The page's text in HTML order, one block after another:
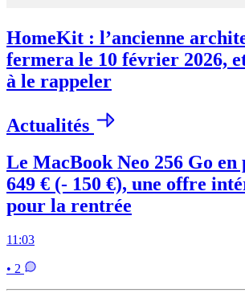
HomeKit : l’ancienne
fermera le 10 février 2026,
à le rappeler
Actualités
Le MacBook Neo 256 Go
649 € (- 150 €), une offre
pour la rentrée
11:03
• 2